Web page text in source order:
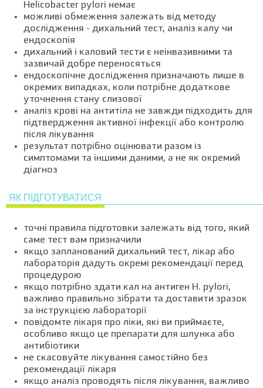
Helicobacter pylori немає
можливі обмеження залежать від методу
дослідження - дихальний тест, аналіз калу чи
ендоскопія
дихальний і каловий тести є неінвазивними та
зазвичай добре переносяться
ендоскопічне дослідження призначають лише в
окремих випадках, коли потрібне додаткове
уточнення стану слизової
аналіз крові на антитіла не завжди підходить для
підтвердження активної інфекції або контролю
після лікування
результат потрібно оцінювати разом із
симптомами та іншими даними, а не як окремий
діагноз
ЯК ПІДГОТУВАТИСЯ
точні правила підготовки залежать від того, який
саме тест вам призначили
якщо запланований дихальний тест, лікар або
лабораторія дадуть окремі рекомендації перед
процедурою
якщо потрібно здати кал на антиген H. pylori,
важливо правильно зібрати та доставити зразок
за інструкцією лабораторії
повідомте лікаря про ліки, які ви приймаєте,
особливо якщо це препарати для шлунка або
антибіотики
не скасовуйте лікування самостійно без
рекомендації лікаря
якщо аналіз проводять після лікування, важливо